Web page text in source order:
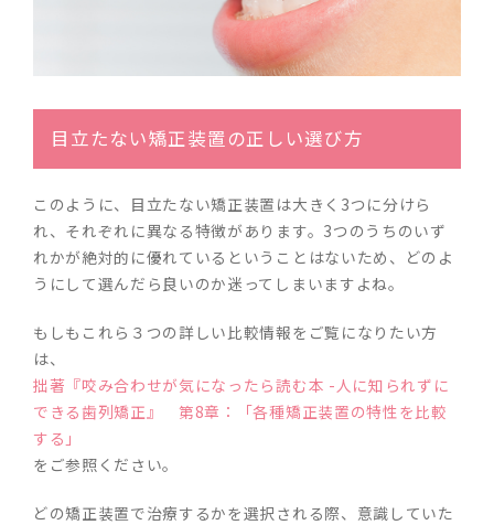
目立たない矯正装置の正しい選び方
このように、目立たない矯正装置は大きく3つに分けら
れ、それぞれに異なる特徴があります。3つのうちのいず
れかが絶対的に優れているということはないため、どのよ
うにして選んだら良いのか迷ってしまいますよね。
もしもこれら３つの詳しい比較情報をご覧になりたい方
は、
拙著『咬み合わせが気になったら読む本 -人に知られずに
できる歯列矯正』 第8章：「各種矯正装置の特性を比較
する」
をご参照ください。
どの矯正装置で治療するかを選択される際、意識していた